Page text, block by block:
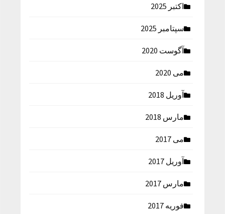
اکتبر 2025
سپتامبر 2025
آگوست 2020
می 2020
آوریل 2018
مارس 2018
می 2017
آوریل 2017
مارس 2017
فوریه 2017